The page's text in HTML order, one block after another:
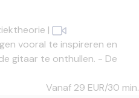
|
vooral te inspireren en
gitaar te onthullen. - De
Vanaf 29 EUR/30 min.